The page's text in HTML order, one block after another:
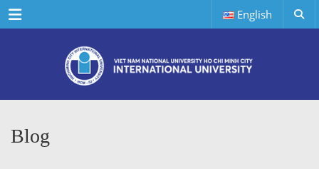
Menu English
Blog